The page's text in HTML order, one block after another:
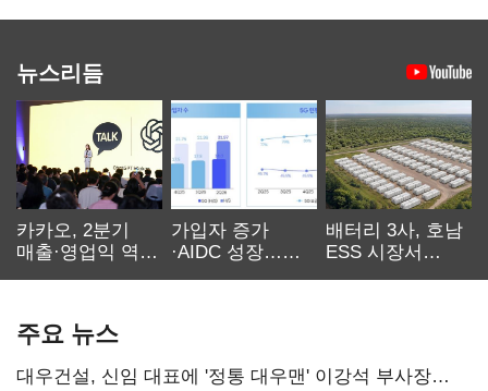
뉴스리듬
카카오, 2분기
매출·영업익 역대
가입자 증가
·AIDC 성장…
배터리 3사, 호남
ESS 시장서
주요 뉴스
대우건설, 신임 대표에 '정통 대우맨' 이강석 부사장